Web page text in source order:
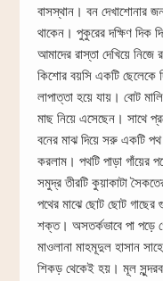
বাসস্থান। বন দেখাশোনার
থাকেন। পুকুরের দক্ষিণ দিক
আমাদের রাস্তা দেখিয়ে
কিশোর বয়সি একটি ছেলেকে
লাপাত্তা হয়ে যায়। বোট
মাছ নিয়ে এসেছেন। সাথে
বনের মাঝ দিয়ে সরু একটি
করলাম। পথটি পাড়া গাঁয়ের
সমুদ্র তীরটি কুয়াকাটা
পথের মাঝে ছোট ছোট
শক্ত। অসতর্কভাবে পা পড়ে
মাওলানা মাহমূদুল হাসান
শিকড় থেকেই হয়। মূল